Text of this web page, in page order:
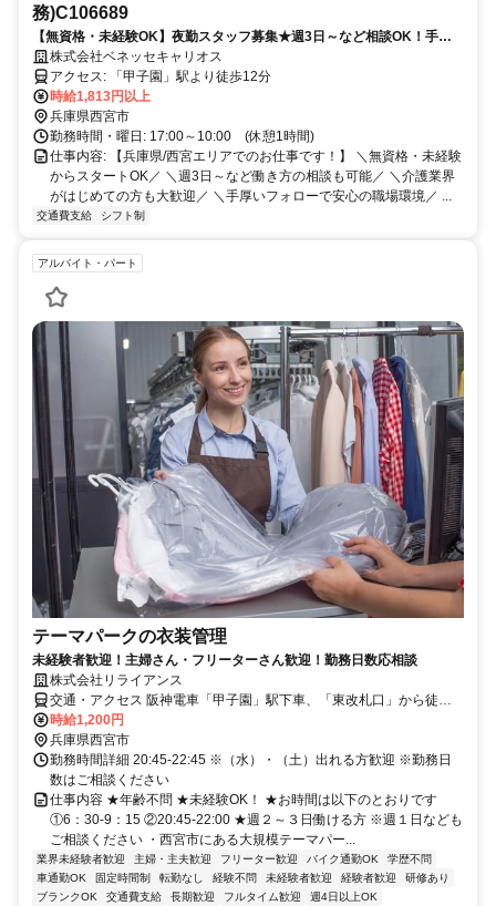
務)C106689
【無資格・未経験OK】夜勤スタッフ募集★週3日～など相談OK！手厚
いサポート体制で介護業界デビューを応援します／派遣介護職のお仕事
◎
株式会社ベネッセキャリオス
アクセス: 「甲子園」駅より徒歩12分
時給1,813円以上
兵庫県西宮市
勤務時間・曜日: 17:00～10:00 (休憩1時間)
仕事内容: 【兵庫県/西宮エリアでのお仕事です！】 ＼無資格・未経験
からスタートOK／ ＼週3日～など働き方の相談も可能／ ＼介護業界
がはじめての方も大歓迎／ ＼手厚いフォローで安心の職場環境／ ...
交通費支給 シフト制
アルバイト・パート
テーマパークの衣装管理
未経験者歓迎！主婦さん・フリーターさん歓迎！勤務日数応相談
株式会社リライアンス
交通・アクセス 阪神電車「甲子園」駅下車、「東改札口」から徒歩
14分
時給1,200円
兵庫県西宮市
勤務時間詳細 20:45-22:45 ※（水）・（土）出れる方歓迎 ※勤務日
数はご相談ください
仕事内容 ★年齢不問 ★未経験OK！ ★お時間は以下のとおりです
①6：30-9：15 ②20:45-22:00 ★週２～３日働ける方 ※週１日なども
ご相談ください ・西宮市にある大規模テーマパー...
業界未経験者歓迎 主婦・主夫歓迎 フリーター歓迎 バイク通勤OK
学歴不問
車通勤OK
固定時間制 転勤なし 経験不問 未経験者歓迎 経験者歓迎
研修あり
ブランクOK
交通費支給 長期歓迎 フルタイム歓迎 週4日以上OK